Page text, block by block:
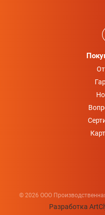
© 2026 ООО
Разработка